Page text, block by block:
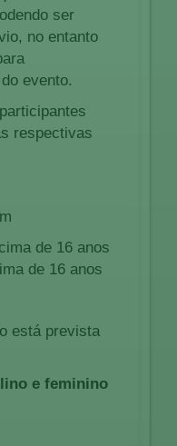
ser
no entanto
evento.
respectivas
de 16 anos
de 16 anos
está prevista
e feminino